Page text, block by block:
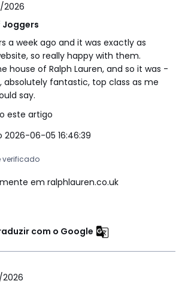
2026
Joggers
a week ago and it was exactly as
so really happy with them.
house of Ralph Lauren, and so it was -
absolutely fantastic, top class as me
say.
este artigo
06-05 16:46:39
verificado
em ralphlauren.co.uk
com o Google
2026